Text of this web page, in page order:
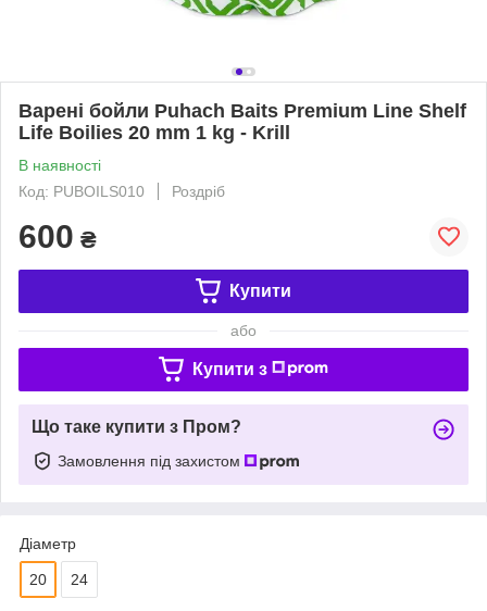
Варені бойли Puhach Baits Premium Line Shelf
Life Boilies 20 mm 1 kg - Krill
В наявності
Код: PUBOILS010
Роздріб
600 ₴
Купити
або
Купити з
Що таке купити з Пром?
Замовлення під захистом
Діаметр
20 24